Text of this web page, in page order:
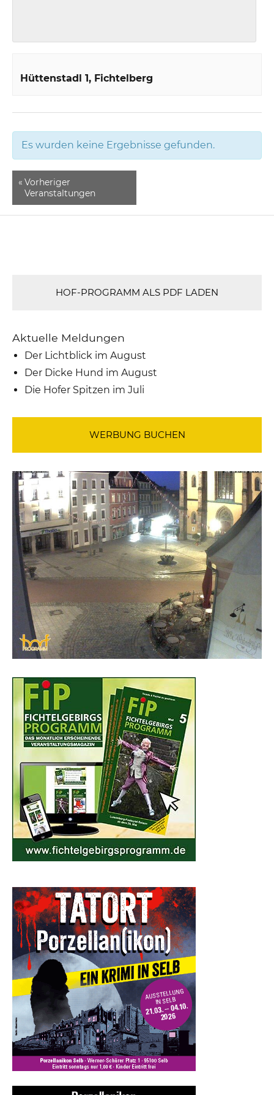
Hüttenstadl 1 Fichtelberg
Es wurden keine Ergebnisse gefunden.
« Vorheriger
Veranstaltungen
HOF-PROGRAMM ALS PDF LADEN
Aktuelle Meldungen
Der Lichtblick im August
Der Dicke Hund im August
Die Hofer Spitzen im Juli
WERBUNG BUCHEN